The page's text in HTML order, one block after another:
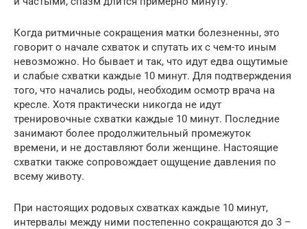
Когда ритмичные сокращения матки болезненны, это
говорит о начале схваток и спутать их с чем-то иным
невозможно. Но бывает и так, что идут едва ощутимые
и слабые схватки каждые 10 минут. Для подтверждения
того, что начались роды, необходим осмотр врача на
кресле. Хотя практически никогда не идут
тренировочные схватки каждые 10 минут. Последние
занимают более продолжительный промежуток
времени, и не доставляют боли женщине. Настоящие
схватки также сопровождает ощущение давления по
всему животу.
При настоящих родовых схватках каждые 10 минут,
интервалы между ними постепенно сокращаются до 3 –